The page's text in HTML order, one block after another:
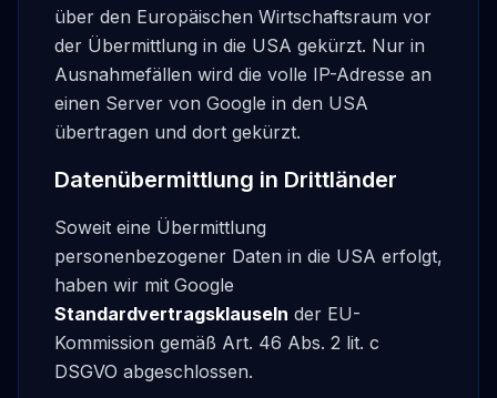
über den Europäischen Wirtschaftsraum vor
der Übermittlung in die USA gekürzt. Nur in
Ausnahmefällen wird die volle IP-Adresse an
einen Server von Google in den USA
übertragen und dort gekürzt.
Datenübermittlung in Drittländer
Soweit eine Übermittlung
personenbezogener Daten in die USA erfolgt,
haben wir mit Google
Standardvertragsklauseln der EU-
Kommission gemäß Art. 46 Abs. 2 lit. c
DSGVO abgeschlossen.